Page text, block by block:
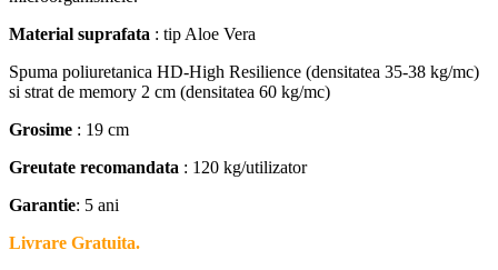
Material suprafata : tip Aloe Vera
Spuma poliuretanica HD-High Resilience (densitatea 35-38 kg/mc)
si strat de memory 2 cm (densitatea 60 kg/mc)
Grosime : 19 cm
Greutate recomandata : 120 kg/utilizator
Garantie: 5 ani
Livrare Gratuita.